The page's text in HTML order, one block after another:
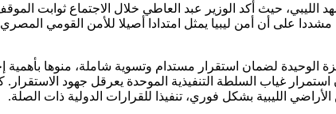
الليبي، حيث أكد الوزير عبد العاطي خلال الاجتماع ثوابت
على أن أمن ليبيا يمثل امتدادا أصيلا للأمن القومي المصري
الوحيدة لضمان استقرار مستدام وتسوية شاملة، منوها بأهمية
غياب السلطة التنفيذية الموحدة يعرقل جهود الاستقرار.
الليبية بشكل فوري، تنفيذا للقرارات الدولية ذات الصلة.